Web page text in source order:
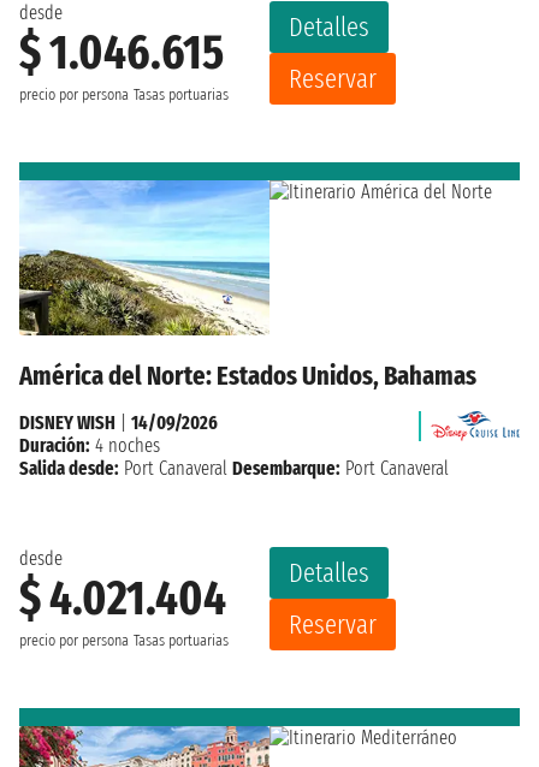
desde
$ 1.046.615
precio por persona Tasas portuarias
Detalles
Reservar
América del Norte: Estados Unidos, Bahamas
desde
$ 4.021.404
precio por persona Tasas portuarias
Detalles
Reservar
DISNEY WISH
14/09/2026
Duración: 4 noches
Salida desde: Port Canaveral Desembarque: Port Canaveral